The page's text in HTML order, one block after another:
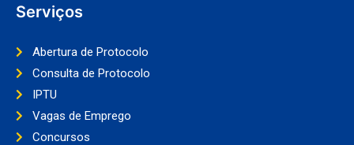
Serviços
Abertura de Protocolo
Consulta de Protocolo
IPTU
Vagas de Emprego
Concursos